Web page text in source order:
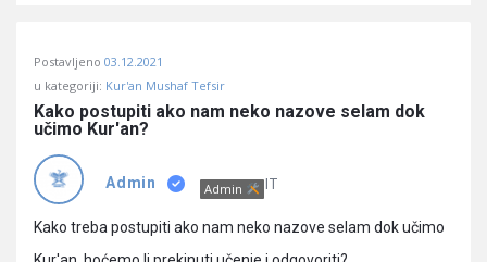
Učene
Latest
Pitanja
Postavljeno 03.12.2021
u kategoriji: Kur'an Mushaf Tefsir
Kako postupiti ako nam neko nazove selam dok
učimo Kur'an?
Admin Admin IT
Kako treba postupiti ako nam neko nazove selam dok učimo